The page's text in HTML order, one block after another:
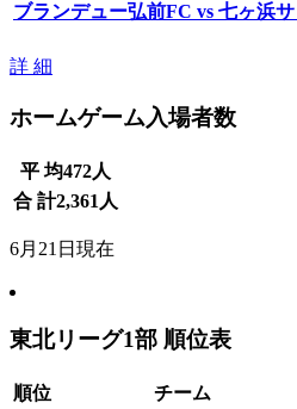
ブランデュー弘前FC vs 七ヶ浜
詳 細
ホームゲーム入場者数
平 均472人
合 計2,361 人
6月21日現在
東北リーグ1部 順位表
順位 チーム